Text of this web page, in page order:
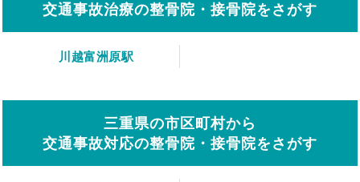
交通事故治療の整骨院・接骨院をさがす
川越富洲原駅
三重県の市区町村から
交通事故対応の整骨院・接骨院をさがす